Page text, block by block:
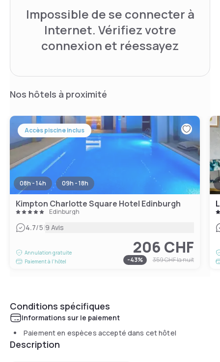
Impossible de se connecter à
Internet. Vérifiez votre
connexion et réessayez
Nos hôtels à proximité
Accès piscine inclus
08h - 14h 09h - 18h
Kimpton Charlotte Square Hotel Edinburgh
Edinburgh
4.7/5|9 Avis
Annulation gratuite
Paiement à l'hôtel
206 CHF
-43% 359 CHFla nuit
Conditions spécifiques
Informations sur le paiement
Paiement en espèces accepté dans cet hôtel
Description